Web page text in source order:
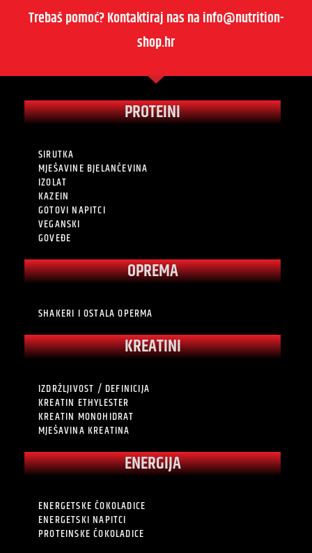
Trebaš pomoć? Kontaktiraj nas na info@nutrition-
shop.hr
PROTEINI
SIRUTKA
MJEŠAVINE BJELANČEVINA
IZOLAT
KAZEIN
GOTOVI NAPITCI
VEGANSKI
GOVEĐE
OPREMA
SHAKERI I OSTALA OPERMA
KREATINI
IZDRŽLJIVOST / DEFINICIJA
KREATIN ETHYLESTER
KREATIN MONOHIDRAT
MJEŠAVINA KREATINA
ENERGIJA
ENERGETSKE ČOKOLADICE
ENERGETSKI NAPITCI
PROTEINSKE ČOKOLADICE